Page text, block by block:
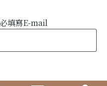
填寫E-mail